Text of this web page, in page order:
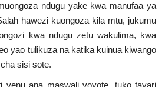
ndugu yake kwa manufaa ya
hawezi kuongoza kila mtu, jukumu
kwa ndugu zetu wakulima, kwa
yao tulikuza na katika kuinua kiwango
sisi sote.